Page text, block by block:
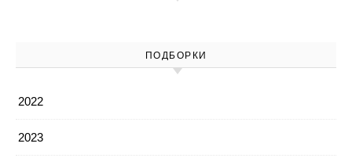
ПОДБОРКИ
2022
2023